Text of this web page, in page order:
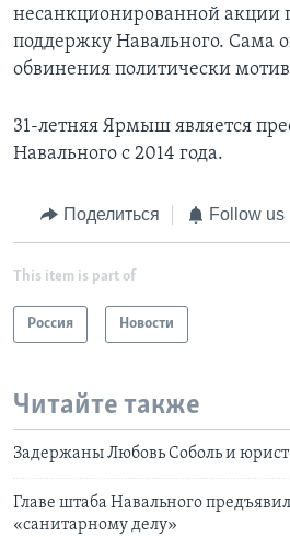
несанкционированной акции
поддержку Навального. Сама
обвинения политически
31-летняя Ярмыш является
Навального с 2014 года.
Поделиться Follow us
This item is part of
Россия Новости
Читайте также
Задержаны Любовь Соболь и
Главе штаба Навального
«санитарному делу»